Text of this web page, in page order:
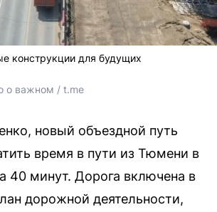
конструкции для будущих
о важном / t.me
новый объездной путь
время в пути из Тюмени в
40 минут. Дорога включена в
дорожной деятельности,